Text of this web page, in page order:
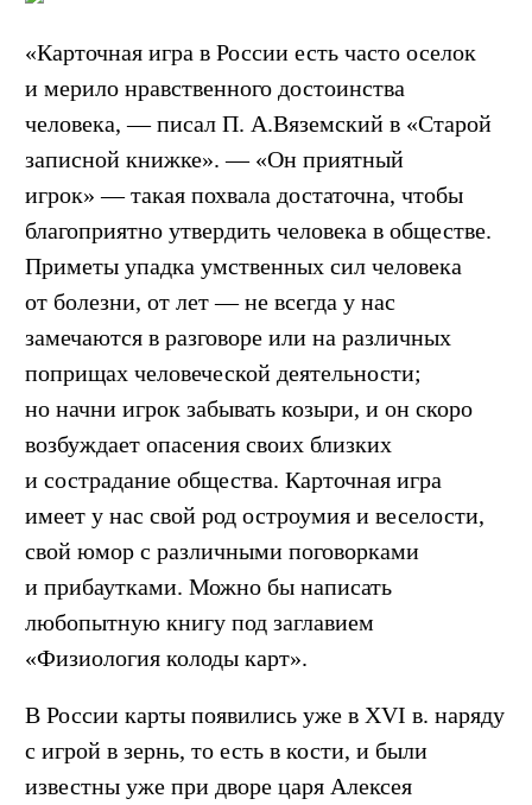
«Карточная игра в России есть часто оселок
и мерило нравственного достоинства
человека, — писал П. А.Вяземский в «Старой
записной книжке». — «Он приятный
игрок» — такая похвала достаточна, чтобы
благоприятно утвердить человека в обществе.
Приметы упадка умственных сил человека
от болезни, от лет — не всегда у нас
замечаются в разговоре или на различных
поприщах человеческой деятельности;
но начни игрок забывать козыри, и он скоро
возбуждает опасения своих близких
и сострадание общества. Карточная игра
имеет у нас свой род остроумия и веселости,
свой юмор с различными поговорками
и прибаутками. Можно бы написать
любопытную книгу под заглавием
«Физиология колоды карт».
В России карты появились уже в XVI в. наряду
с игрой в зернь, то есть в кости, и были
известны уже при дворе царя Алексея